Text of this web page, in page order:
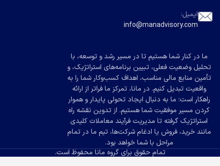
ایمیل:
info@manadvisory.com
ما در کنار شما هستیم تا در مسیر رشد و توسعه، با
تحلیل وضعیت فعلی، تبیین برنامه‌های استراتژیک، و
تأمین منابع مالی مناسب، اهداف کسب‌وکار شما را به
واقعیت تبدیل کنیم. در مانا، تمرکز ما فراتر از ارائه
راهکار است؛ ما به دنبال ایجاد تحولی پایدار و هموار
کردن مسیر موفقیت شما هستیم. از تدوین نقشه راه
استراتژیک گرفته تا مدیریت فرآیند معاملات کلیدی
مانند خرید، فروش یا ادغام شرکت‌ها، تیم ما در تمام
مراحل با شما خواهد بود.
تمام حقوق برای گروه مانا محفوظ است.